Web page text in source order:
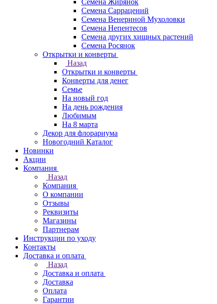
Семена Жирянок
Семена Саррацений
Семена Венериной Мухоловки
Семена Непентесов
Семена других хищных растений
Семена Росянок
Открытки и конверты
Назад
Открытки и конверты
Конверты для денег
Семье
На новый год
На день рождения
Любимым
На 8 марта
Декор для флорариума
Новогодний Каталог
Новинки
Акции
Компания
Назад
Компания
О компании
Отзывы
Реквизиты
Магазины
Партнерам
Инструкции по уходу
Контакты
Доставка и оплата
Назад
Доставка и оплата
Доставка
Оплата
Гарантии